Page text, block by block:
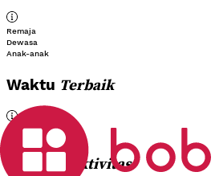
Remaja
Dewasa
Anak-anak
Waktu Terbaik
Pagi
Aktivitas